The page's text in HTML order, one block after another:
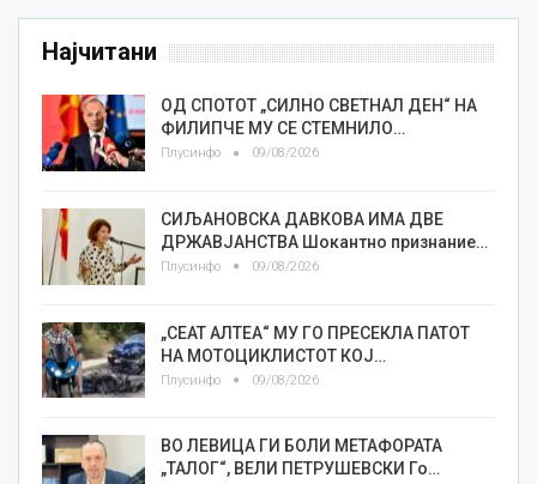
Најчитани
ОД СПОТОТ „СИЛНО СВЕТНАЛ ДЕН“ НА
ФИЛИПЧЕ МУ СЕ СТЕМНИЛО…
Плусинфо 09/08/2026
СИЉАНОВСКА ДАВКОВА ИМА ДВЕ
ДРЖАВЈАНСТВА Шокантно признание…
Плусинфо 09/08/2026
„СЕАТ АЛТЕА“ МУ ГО ПРЕСЕКЛА ПАТОТ
НА МОТОЦИКЛИСТОТ КОЈ…
Плусинфо 09/08/2026
ВО ЛЕВИЦА ГИ БОЛИ МЕТАФОРАТА
„ТАЛОГ“, ВЕЛИ ПЕТРУШЕВСКИ Го…